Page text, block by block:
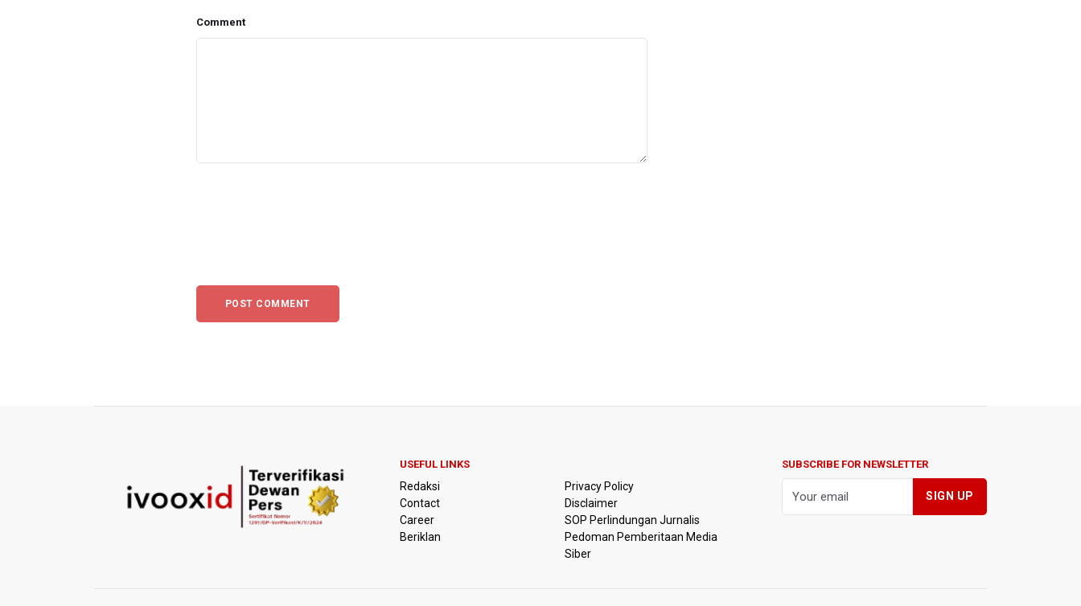
Comment
USEFUL LINKS
Redaksi
Contact
Career
Beriklan
Privacy Policy
Disclaimer
SOP Perlindungan Jurnalis
Pedoman Pemberitaan Media
Siber
SUBSCRIBE FOR NEWSLETTER